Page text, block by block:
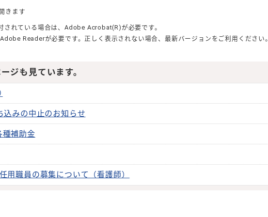
きます
されている場合は、Adobe Acrobat(R)が必要です。
Adobe Readerが必要です。正しく表示されない場合、最新バージョンをご利用ください
ジも見ています。
みの中止のお知らせ
種補助金
用職員の募集について（看護師）